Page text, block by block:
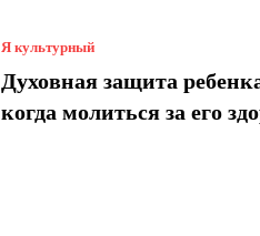
Я культурный
Духовная защита
когда молиться за его